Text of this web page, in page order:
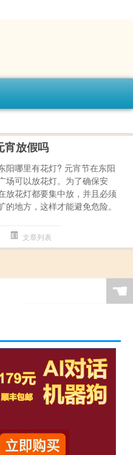
宵放假吗
阳哪里有花灯? 元宵节在东阳
场可以放花灯。为了确保安
放花灯都要集中放，并且必须
的地方，这样才能避免危险。
文章列表
☚